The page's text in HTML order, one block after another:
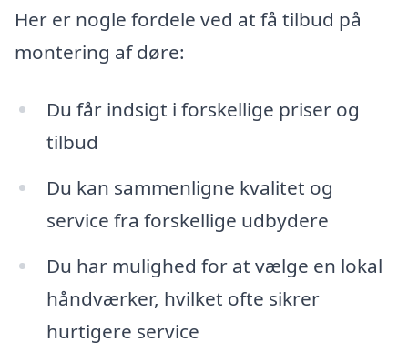
Her er nogle fordele ved at få tilbud på
montering af døre:
Du får indsigt i forskellige priser og
tilbud
Du kan sammenligne kvalitet og
service fra forskellige udbydere
Du har mulighed for at vælge en lokal
håndværker, hvilket ofte sikrer
hurtigere service